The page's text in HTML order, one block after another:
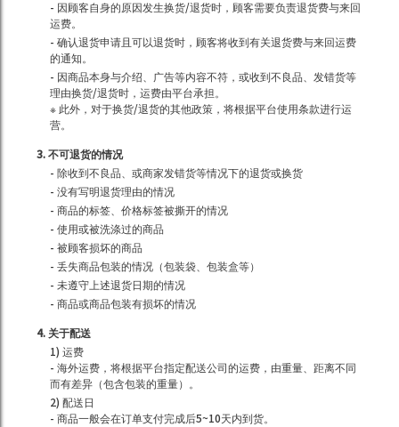
- 因顾客自身的原因发生换货/退货时，顾客需要负责退货费与来回
运费。
- 确认退货申请且可以退货时，顾客将收到有关退货费与来回运费
的通知。
- 因商品本身与介绍、广告等内容不符，或收到不良品、发错货等
理由换货/退货时，运费由平台承担。
※ 此外，对于换货/退货的其他政策，将根据平台使用条款进行运
营。
3. 不可退货的情况
- 除收到不良品、或商家发错货等情况下的退货或换货
- 没有写明退货理由的情况
- 商品的标签、价格标签被撕开的情况
- 使用或被洗涤过的商品
- 被顾客损坏的商品
- 丢失商品包装的情况（包装袋、包装盒等）
- 未遵守上述退货日期的情况
- 商品或商品包装有损坏的情况
4. 关于配送
1) 运费
- 海外运费，将根据平台指定配送公司的运费，由重量、距离不同
而有差异（包含包装的重量）。
2) 配送日
- 商品一般会在订单支付完成后5~10天内到货。